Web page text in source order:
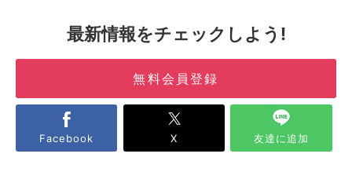
最新情報をチェックしよう!
無料会員登録
Facebook X 友達に追加